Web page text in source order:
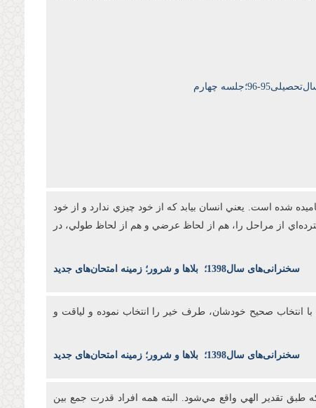
96؛جلسه چهارم
شده است. يعني انسان بيابد که از خود چيزي ندارد و از خود
از مراحل را، هم از لحاظ عرضي و هم از لحاظ طولي، در
سخنرانی‌های سال1398 ؛ بلاها و شرور؛ زمینه امتحان‌های جدید
با انتخاب صحيح خودشان، طرف خير را انتخاب نموده و لياقت و
سخنرانی‌های سال1398 ؛ بلاها و شرور؛ زمینه امتحان‌های جدید
تقدير الهي واقع مي‌شود. البته همه افراد قدرت جمع بين